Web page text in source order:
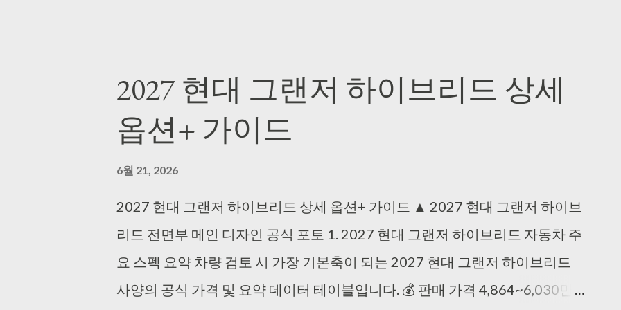
2027 현대 그랜저 하이브리드 상세
옵션+ 가이드
6월 21, 2026
2027 현대 그랜저 하이브리드 상세 옵션+ 가이드 ▲ 2027 현대 그랜저 하이브
리드 전면부 메인 디자인 공식 포토 1. 2027 현대 그랜저 하이브리드 자동차 주
요 스펙 요약 차량 검토 시 가장 기본축이 되는 2027 현대 그랜저 하이브리드
사양의 공식 가격 및 요약 데이터 테이블입니다. 💰 판매 가격 4,864~6,030만